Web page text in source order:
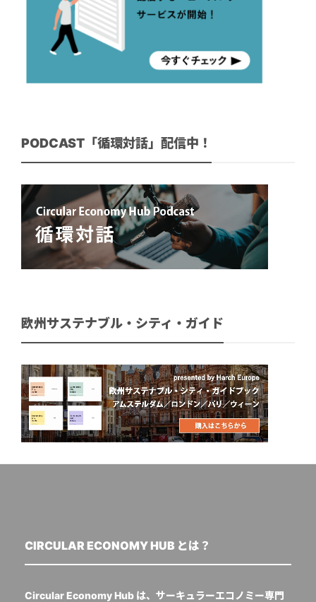
PODCAST「循環対話」配信中！
欧州サステナブル・シティ・ガイド
CIRCULAR ECONOMY HUB とは？
Circular Economy Hub は、サーキュラーエコノミー専門